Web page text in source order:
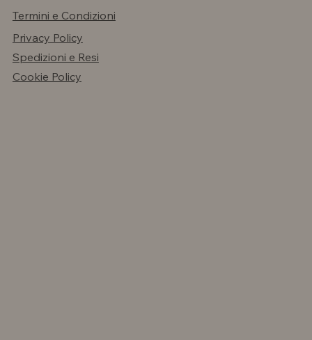
Termini e Condizioni
Privacy Policy
Spedizioni e Resi
Cookie Policy